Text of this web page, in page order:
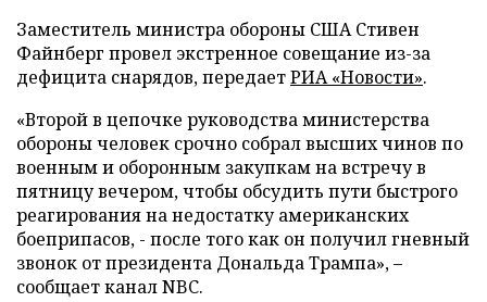
Заместитель министра обороны США Стивен
Файнберг провел экстренное совещание из-за
дефицита снарядов, передаетРИА «Новости».
«Второй в цепочке руководства министерства
обороны человек срочно собрал высших чинов по
военным и оборонным закупкам на встречу в
пятницу вечером, чтобы обсудить пути быстрого
реагирования на недостатку американских
боеприпасов, - после того как он получил гневный
звонок от президента Дональда Трампа», –
сообщает канал NBC.